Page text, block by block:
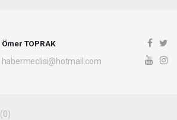
Ömer TOPRAK
habermeclisi@hotmail.com
(0)